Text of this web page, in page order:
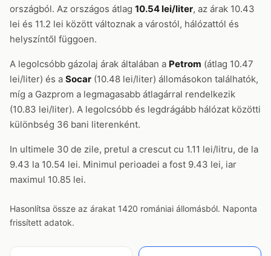
országból. Az országos átlag 10.54 lei/liter, az árak 10.43
lei és 11.2 lei között változnak a várostól, hálózattól és
helyszíntől függoen.
A legolcsóbb gázolaj árak általában a Petrom (átlag 10.47
lei/liter) és a Socar (10.48 lei/liter) állomásokon találhatók,
míg a Gazprom a legmagasabb átlagárral rendelkezik
(10.83 lei/liter). A legolcsóbb és legdrágább hálózat közötti
különbség 36 bani literenként.
In ultimele 30 de zile, pretul a crescut cu 1.11 lei/litru, de la
9.43 la 10.54 lei. Minimul perioadei a fost 9.43 lei, iar
maximul 10.85 lei.
Hasonlítsa össze az árakat 1420 romániai állomásból. Naponta
frissített adatok.